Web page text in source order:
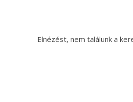
Elnézést, nem találunk a